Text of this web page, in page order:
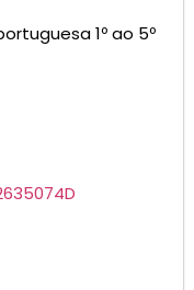
1º ao 5º
e-mail!*